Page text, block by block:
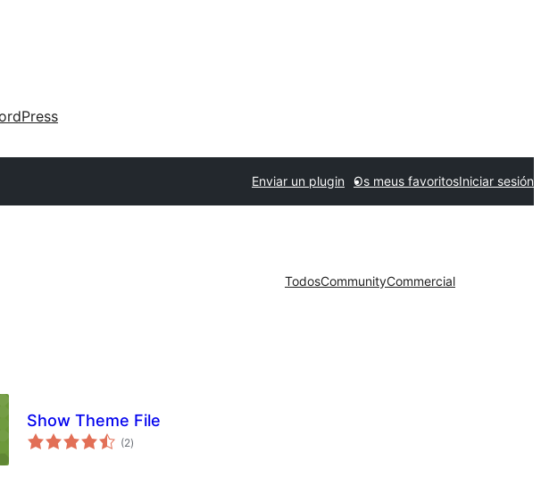
Enviar un plugin Os meus favoritosIniciar sesión
TodosCommunityCommercial
Show Theme File
(2valoracións
totais
)